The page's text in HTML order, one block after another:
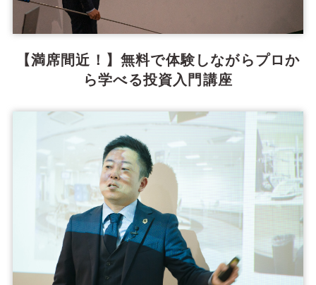
【満席間近！】無料で体験しながらプロか
ら学べる投資入門講座